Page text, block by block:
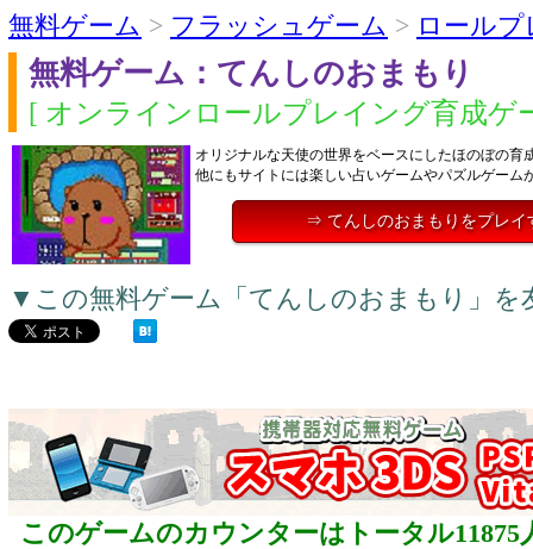
無料ゲーム > フラッシュゲーム > ロール
無料ゲーム：てんしのおまもり
[ オンラインロールプレイング育成ゲ
オリジナルな天使の世界をベースにしたほのぼの育
他にもサイトには楽しい占いゲームやパズルゲーム
⇒ てんしのおまもりをプレイ
▼この無料ゲーム「てんしのおまもり」を
このゲームのカウンターはトータル11875